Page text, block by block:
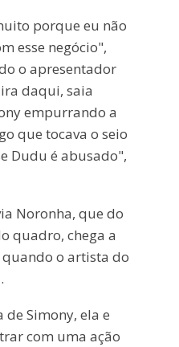
porque eu não
esse negócio",
o apresentador
daqui, saia
empurrando a
que tocava o seio
Dudu é abusado",
Noronha, que do
quadro, chega a
o artista do
de Simony, ela e
com uma ação